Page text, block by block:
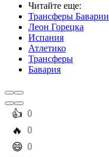
Читайте еще:
Трансферы Баварии
Леон Горецка
Испания
Атлетико
Трансферы
Бавария
️👍 0
️🔥 0
️😄 0